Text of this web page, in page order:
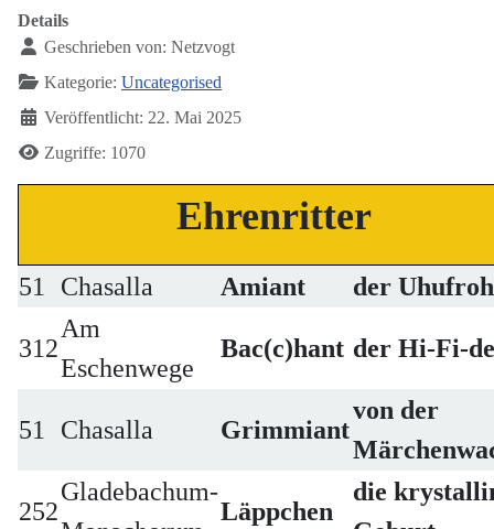
Details
Geschrieben von: Netzvogt
Kategorie: Uncategorised
Veröffentlicht: 22. Mai 2025
Zugriffe: 1070
Ehrenritter
51 Chasalla Amiant der
312
Am
Eschenwege
Bac(c)hant der Hi-Fi-
51 Chasalla Grimmiant
von der
252
Gladebachum-
Läppchen
die